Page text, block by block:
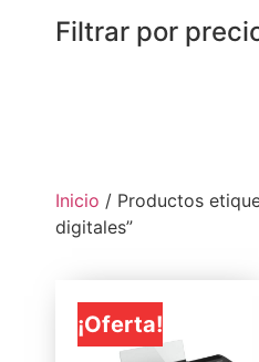
Filtrar por
Inicio / Productos
digitales”
¡Oferta!